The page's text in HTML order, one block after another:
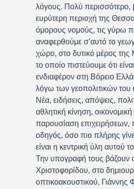
λόγους. Πολύ περισσότερο,
ευρύτερη περιοχή της
όμορους νομούς, τις γύρω
αναφερθούμε σ’αυτό το
χώρο, στο δυτικό μέρος της
το οποίο πιστεύουμε ότι
ενδιαφέρον στη Βόρειο
λόγω των γεοπολιτικών του
Νέα, ειδήσεις, απόψεις,
αθλητική κίνηση,
παρουσίαση επιχειρήσεων,
οδηγός, όσο πιο πλήρης
είναι η κεντρική ύλη αυτού
Την υπογραφή τους βάζουν
Χριστοφορίδου, στο
οπτικοακουστικού, Γιάννης